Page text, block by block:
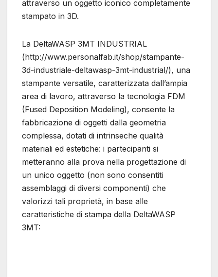
attraverso un oggetto iconico completamente
stampato in 3D.
La DeltaWASP 3MT INDUSTRIAL
(http://www.personalfab.it/shop/stampante-
3d-industriale-deltawasp-3mt-industrial/), una
stampante versatile, caratterizzata dall’ampia
area di lavoro, attraverso la tecnologia FDM
(Fused Deposition Modeling), consente la
fabbricazione di oggetti dalla geometria
complessa, dotati di intrinseche qualità
materiali ed estetiche: i partecipanti si
metteranno alla prova nella progettazione di
un unico oggetto (non sono consentiti
assemblaggi di diversi componenti) che
valorizzi tali proprietà, in base alle
caratteristiche di stampa della DeltaWASP
3MT: